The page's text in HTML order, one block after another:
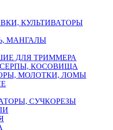
КУЛЬТИВАТОРЫ
МАНГАЛЫ
ДЛЯ ТРИММЕРА
КОСОВИЩА
МОЛОТКИ, ЛОМЫ
СУЧКОРЕЗЫ